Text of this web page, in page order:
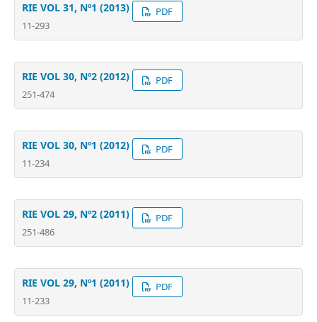
RIE VOL 31, Nº1 (2013)
11-293
PDF
RIE VOL 30, Nº2 (2012)
251-474
PDF
RIE VOL 30, Nº1 (2012)
11-234
PDF
RIE VOL 29, Nº2 (2011)
251-486
PDF
RIE VOL 29, Nº1 (2011)
11-233
PDF